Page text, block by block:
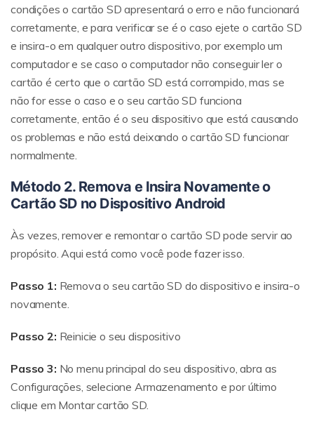
condições o cartão SD apresentará o erro e não funcionará
corretamente, e para verificar se é o caso ejete o cartão SD
e insira-o em qualquer outro dispositivo, por exemplo um
computador e se caso o computador não conseguir ler o
cartão é certo que o cartão SD está corrompido, mas se
não for esse o caso e o seu cartão SD funciona
corretamente, então é o seu dispositivo que está causando
os problemas e não está deixando o cartão SD funcionar
normalmente.
Método 2. Remova e Insira Novamente o
Cartão SD no Dispositivo Android
Às vezes, remover e remontar o cartão SD pode servir ao
propósito. Aqui está como você pode fazer isso.
Passo 1: Remova o seu cartão SD do dispositivo e insira-o
novamente.
Passo 2: Reinicie o seu dispositivo
Passo 3: No menu principal do seu dispositivo, abra as
Configurações, selecione Armazenamento e por último
clique em Montar cartão SD.